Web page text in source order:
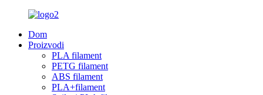
Dom
Proizvodi
PLA filament
PETG filament
ABS filament
PLA+filament